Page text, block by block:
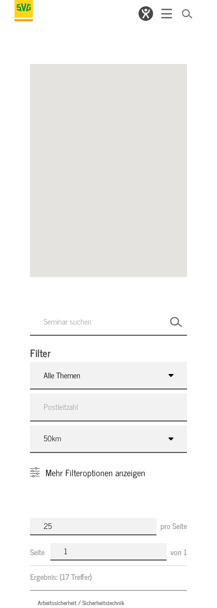
Filter
Alle Themen
Mehr Filteroptionen anzeigen
pro Seite
Seite von 1
Ergebnis:(17 Treffer)
Arbeitssicherheit / Sicherheitstechnik